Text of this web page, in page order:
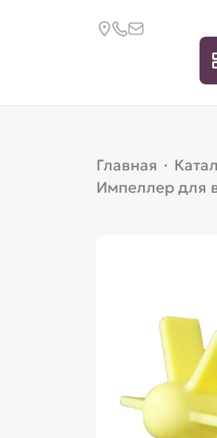
Главная ·
Импеллер для